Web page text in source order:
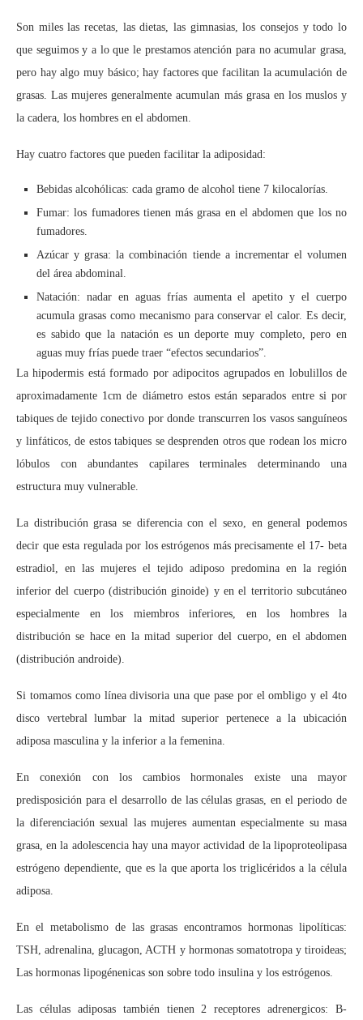
Son miles las recetas, las dietas, las gimnasias, los consejos y todo lo
que seguimos y a lo que le prestamos atención para no acumular grasa,
pero hay algo muy básico; hay factores que facilitan la acumulación de
grasas. Las mujeres generalmente acumulan más grasa en los muslos y
la cadera, los hombres en el abdomen.
Hay cuatro factores que pueden facilitar la adiposidad:
Bebidas alcohólicas: cada gramo de alcohol tiene 7 kilocalorías.
Fumar: los fumadores tienen más grasa en el abdomen que los no
fumadores.
Azúcar y grasa: la combinación tiende a incrementar el volumen
del área abdominal.
Natación: nadar en aguas frías aumenta el apetito y el cuerpo
acumula grasas como mecanismo para conservar el calor. Es decir,
es sabido que la natación es un deporte muy completo, pero en
aguas muy frías puede traer “efectos secundarios”.
La hipodermis está formado por adipocitos agrupados en lobulillos de
aproximadamente 1cm de diámetro estos están separados entre si por
tabiques de tejido conectivo por donde transcurren los vasos sanguíneos
y linfáticos, de estos tabiques se desprenden otros que rodean los micro
lóbulos con abundantes capilares terminales determinando una
estructura muy vulnerable.
La distribución grasa se diferencia con el sexo, en general podemos
decir que esta regulada por los estrógenos más precisamente el 17- beta
estradiol, en las mujeres el tejido adiposo predomina en la región
inferior del cuerpo (distribución ginoide) y en el territorio subcutáneo
especialmente en los miembros inferiores, en los hombres la
distribución se hace en la mitad superior del cuerpo, en el abdomen
(distribución androide).
Si tomamos como línea divisoria una que pase por el ombligo y el 4to
disco vertebral lumbar la mitad superior pertenece a la ubicación
adiposa masculina y la inferior a la femenina.
En conexión con los cambios hormonales existe una mayor
predisposición para el desarrollo de las células grasas, en el periodo de
la diferenciación sexual las mujeres aumentan especialmente su masa
grasa, en la adolescencia hay una mayor actividad de la lipoproteolipasa
estrógeno dependiente, que es la que aporta los triglicéridos a la célula
adiposa.
En el metabolismo de las grasas encontramos hormonas lipolíticas:
TSH, adrenalina, glucagon, ACTH y hormonas somatotropa y tiroideas;
Las hormonas lipogénenicas son sobre todo insulina y los estrógenos.
Las células adiposas también tienen 2 receptores adrenergicos: B-